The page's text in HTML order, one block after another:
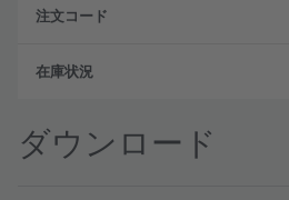
ダウンロード